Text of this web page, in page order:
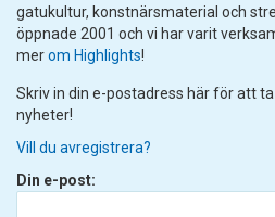
gatukultur, konstnärsmaterial och
öppnade 2001 och vi har varit
merom Highlights!
Skriv in din e-postadress här för att
nyheter!
Vill du avregistrera?
Din e-post: